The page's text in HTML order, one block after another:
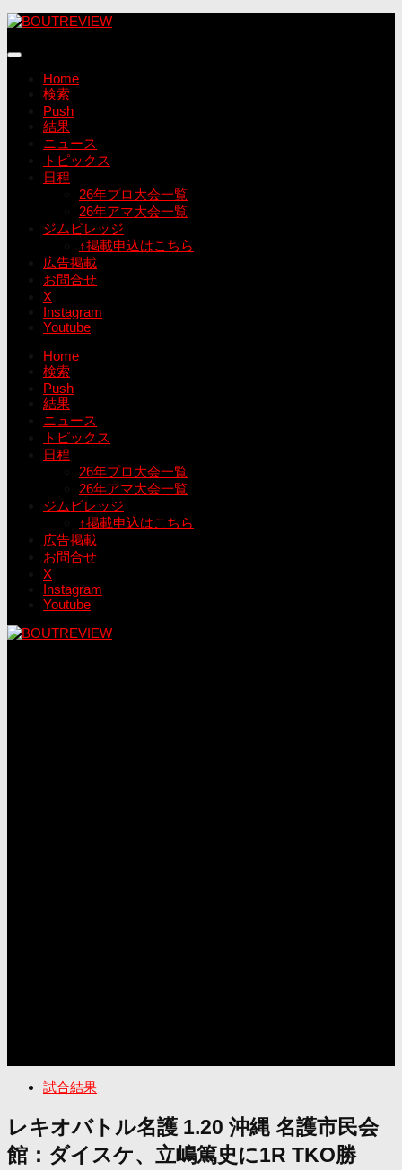
コ
テ
Home
検索
Push
結果
ニュース
トピックス
日程
26年プロ大会一覧
26年アマ大会一覧
ジムビレッジ
↑掲載申込はこちら
広告掲載
お問合せ
X
Instagram
Youtube
Home
検索
Push
結果
ニュース
トピックス
日程
26年プロ大会一覧
26年アマ大会一覧
ジムビレッジ
↑掲載申込はこちら
広告掲載
お問合せ
X
Instagram
Youtube
試合結果
レキオバトル名護 1.20 沖縄 名護市民会
館：ダイスケ、立嶋篤史に1R TKO勝